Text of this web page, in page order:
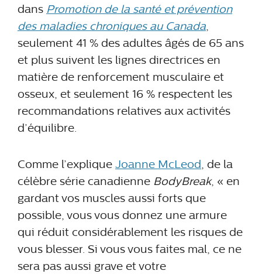
dans Promotion de la santé et prévention
des maladies chroniques au Canada,
seulement 41 % des adultes âgés de 65 ans
et plus suivent les lignes directrices en
matière de renforcement musculaire et
osseux, et seulement 16 % respectent les
recommandations relatives aux activités
d’équilibre.
Comme l’explique Joanne McLeod, de la
célèbre série canadienne BodyBreak, « en
gardant vos muscles aussi forts que
possible, vous vous donnez une armure
qui réduit considérablement les risques de
vous blesser. Si vous vous faites mal, ce ne
sera pas aussi grave et votre